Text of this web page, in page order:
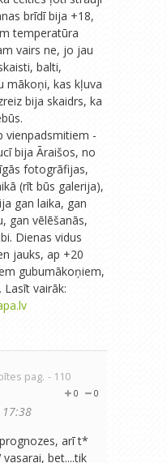
brīdī bija +18,
temperatūra
vairs ne, jo jau
balti,
mākoņi, kas kļuva
bija skaidrs, ka
vienpadsmitiem -
bija Āraišos, no
fotogrāfijas,
(rīt būs galerija),
gan laika, gan
gan vēlēšanās,
Dienas vidus
jauks, ap +20
gubumākoņiem,
vairāk:
pag. - 110
0
0
arī t*
bet....tik